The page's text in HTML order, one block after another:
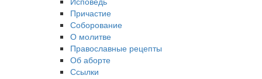
Причастие
Соборование
О молитве
Православные рецепты
Об аборте
Ссылки